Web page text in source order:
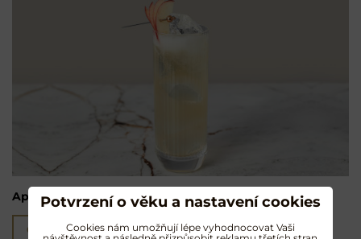
Apple Highball
Čtěte více
Potvrzení o věku a nastavení cookies
Cookies nám umožňují lépe vyhodnocovat Vaši